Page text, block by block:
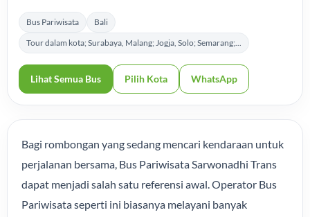
Bus Pariwisata
Bali
Tour dalam kota; Surabaya, Malang; Jogja, Solo; Semarang;...
Lihat Semua Bus Pilih Kota WhatsApp
Bagi rombongan yang sedang mencari kendaraan untuk
perjalanan bersama, Bus Pariwisata Sarwonadhi Trans
dapat menjadi salah satu referensi awal. Operator Bus
Pariwisata seperti ini biasanya melayani banyak